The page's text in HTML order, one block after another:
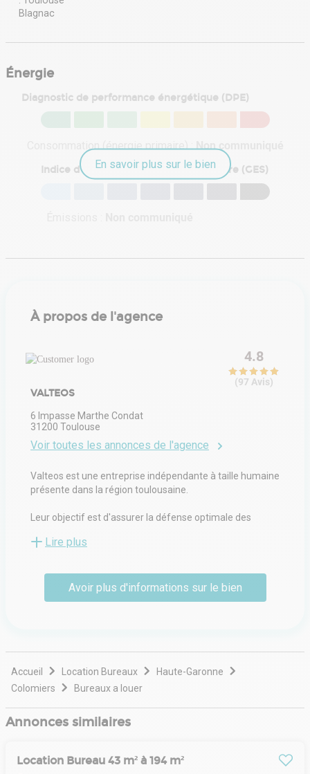
Énergie
Diagnostic de performance énergétique (DPE)
Consommation (énergie primaire) :Non communiqué
Indice d'émission de gaz à effet de serre (GES)
En savoir plus sur le bien
À propos de l'agence
VALTEOS
4.8
(97 Avis)
6 Impasse Marthe Condat
31200 Toulouse
Voir toutes les annonces de l'agence
Valteos est une entreprise indépendante à taille humaine
présente dans la région toulousaine.
Leur objectif est d'assurer la défense optimale des
professionnalisme.
Ils ont à cœur de parfaire leur connaissance du secteur
en nouant des liens étroits avec les acteurs du marché.
Ils ont la réactivité d'une structure flexible et sont
Lire plus
Avoir plus d'informations sur le bien
Accueil Location Bureaux
Haute-Garonne
Colomiers
Bureaux a louer
Annonces similaires
Location Bureau 43 m² à 194 m²